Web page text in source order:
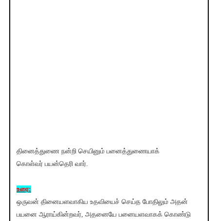
தினைத்துணை நன்றி செயினும் பனைத்துணையாக்
கொள்வர் பயன்தெரி வார்.
உரை:
ஒருவன் தினையளவாகிய உதவியைச் செய்த போதிலும் அதன்
பயனை ஆராய்கின்றவர், அதனையே பனையளவாகக் கொண்டு